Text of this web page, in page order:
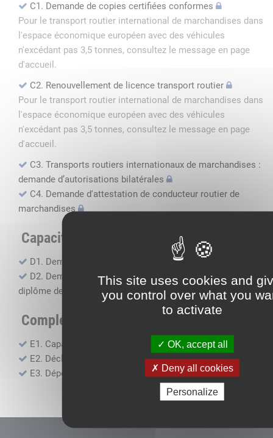
This site uses cookies and
you control over what you
to activate
OK, accept all
Deny all cookies
Personalize
C1. Demande de copies certifiées conformes
Pour le transport routier international de marchandises dans
l'espace économique européen avec des véhicules
n'excédant pas 3,5 tonnes, consultez le message en page
d'accueil.
C2. Renouvellement de licence transport routier
Pour le transport routier international de marchandises dans
l'espace économique européen avec des véhicules
n'excédant pas 3,5 tonnes, consultez le message en page
d'accueil.
C3. Transports routiers internationaux de marchandises :
demande d’autorisations bilatérales
C4. Demande d'attestation de conducteur routier de
marchandises
Capacité professionnelle
D1. Demande d’attestation de capacité professionnelle
D2. Demande de certificat attestant l'obtention du
diplôme de capacité professionnelle
Compléments, suivi financier
E1. Capacité financière
E2. Déclaration de sous-traitance
E3. Dépôt des comptes annuels